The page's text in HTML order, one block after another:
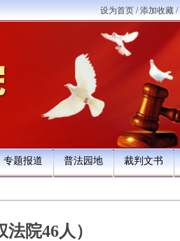
设为首页/添加收藏/
专题报道 普法园地 裁判文书
院46人）